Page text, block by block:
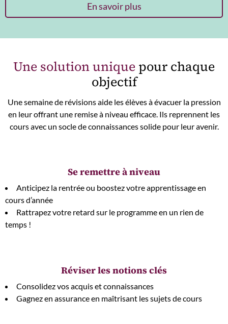
En savoir plus
Une solution unique pour chaque
objectif
Une semaine de révisions aide les élèves à évacuer la pression
en leur offrant une remise à niveau efficace. Ils reprennent les
cours avec un socle de connaissances solide pour leur avenir.
Se remettre à niveau
Anticipez la rentrée ou boostez votre apprentissage en
cours d’année
Rattrapez votre retard sur le programme en un rien de
temps !
Réviser les notions clés
Consolidez vos acquis et connaissances
Gagnez en assurance en maîtrisant les sujets de cours